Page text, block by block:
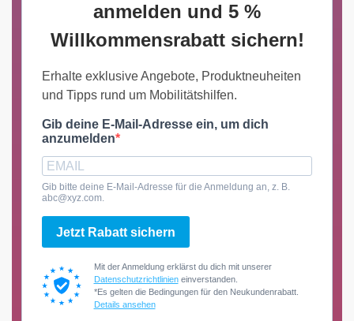
anmelden und 5 %
Willkommensrabatt sichern!
Erhalte exklusive Angebote, Produktneuheiten
und Tipps rund um Mobilitätshilfen.
Gib deine E-Mail-Adresse ein, um dich
anzumelden
Gib bitte deine E-Mail-Adresse für die Anmeldung an, z. B.
abc@xyz.com.
Jetzt Rabatt sichern
Mit der Anmeldung erklärst du dich mit unserer
Datenschutzrichtlinieneinverstanden.
*Es gelten die Bedingungen für den Neukundenrabatt.
Details ansehen